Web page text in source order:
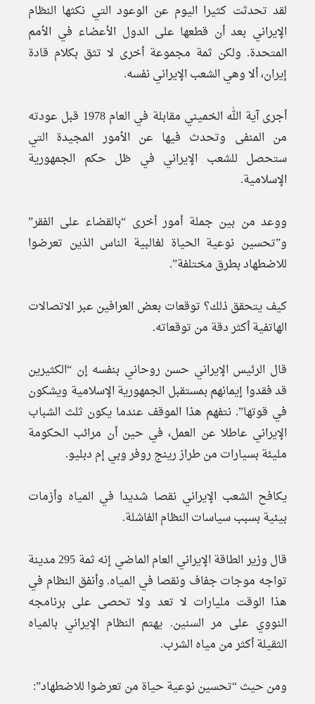
لقد تحدثت كثيرا اليوم عن الوعود التي نكثها النظام
الإيراني بعد أن قطعها على الدول الأعضاء في الأمم
المتحدة. ولكن ثمة مجموعة أخرى لا تثق بكلام قادة
إيران، ألا وهي الشعب الإيراني نفسه.
أجرى آية الله الخميني مقابلة في العام 1978 قبل عودته
من المنفى وتحدث فيها عن الأمور المجيدة التي
ستحصل للشعب الإيراني في ظل حكم الجمهورية
الإسلامية.
ووعد من بين جملة أمور أخرى “بالقضاء على الفقر”
و”تحسين نوعية الحياة لغالبية الناس الذين تعرضوا
للاضطهاد بطرق مختلفة”.
كيف يتحقق ذلك؟ توقعات بعض العرافين عبر الاتصالات
الهاتفية أكثر دقة من توقعاته.
قال الرئيس الإيراني حسن روحاني بنفسه إن “الكثيرين
قد فقدوا إيمانهم بمستقبل الجمهورية الإسلامية ويشكون
في قوتها”. نتفهم هذا الموقف عندما يكون ثلث الشباب
الإيراني عاطلا عن العمل، في حين أن مرائب الحكومة
مليئة بسيارات من طراز رينج روفر وبي إم دبليو.
يكافح الشعب الإيراني نقصا شديدا في المياه وأزمات
بيئية بسبب سياسات النظام الفاشلة.
قال وزير الطاقة الإيراني العام الماضي إنه ثمة 295 مدينة
تواجه موجات جفاف ونقصا في المياه. وأنفق النظام في
هذا الوقت مليارات لا تعد ولا تحصى على برنامجه
النووي على مر السنين. يهتم النظام الإيراني بالمياه
الثقيلة أكثر من مياه الشرب.
ومن حيث “تحسين نوعية حياة من تعرضوا للاضطهاد”: